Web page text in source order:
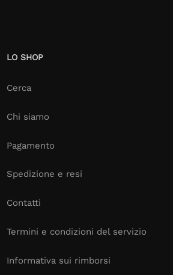
LO SHOP
Cerca
Chi siamo
Pagamento
Spedizione e resi
Contatti
Termini e condizioni del servizio
Informativa sui rimborsi